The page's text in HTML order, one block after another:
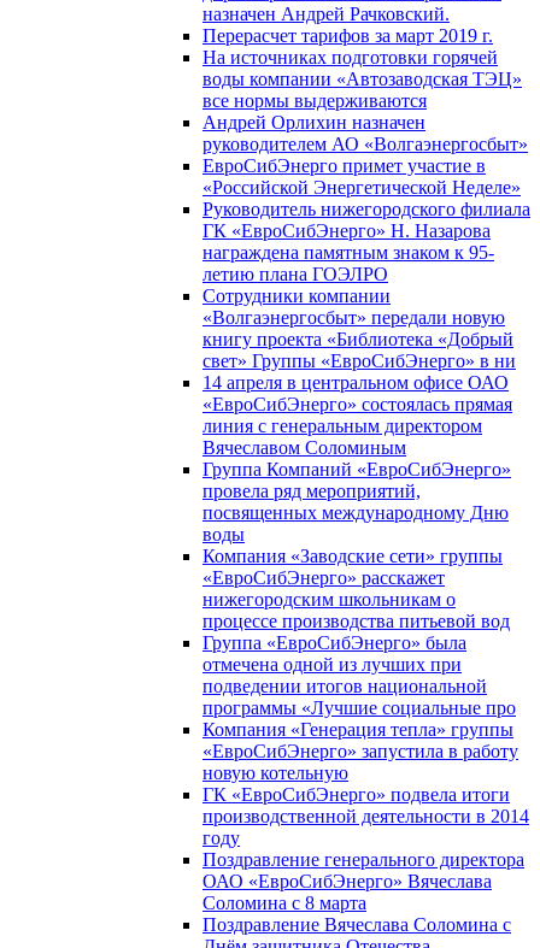
назначен Андрей Рачковский.
Перерасчет тарифов за март 2019 г.
На источниках подготовки горячей
воды компании «Автозаводская ТЭЦ»
все нормы выдерживаются
Андрей Орлихин назначен
руководителем АО «Волгаэнергосбыт»
ЕвроСибЭнерго примет участие в
«Российской Энергетической Неделе»
Руководитель нижегородского филиала
ГК «ЕвроСибЭнерго» Н. Назарова
награждена памятным знаком к 95-
летию плана ГОЭЛРО
Сотрудники компании
«Волгаэнергосбыт» передали новую
книгу проекта «Библиотека «Добрый
свет» Группы «ЕвроСибЭнерго» в ни
14 апреля в центральном офисе ОАО
«ЕвроСибЭнерго» состоялась прямая
линия с генеральным директором
Вячеславом Соломиным
Группа Компаний «ЕвроСибЭнерго»
провела ряд мероприятий,
посвященных международному Дню
воды
Компания «Заводские сети» группы
«ЕвроСибЭнерго» расскажет
нижегородским школьникам о
процессе производства питьевой вод
Группа «ЕвроСибЭнерго» была
отмечена одной из лучших при
подведении итогов национальной
программы «Лучшие социальные про
Компания «Генерация тепла» группы
«ЕвроСибЭнерго» запустила в работу
новую котельную
ГК «ЕвроСибЭнерго» подвела итоги
производственной деятельности в 2014
году
Поздравление генерального директора
ОАО «ЕвроСибЭнерго» Вячеслава
Соломина с 8 марта
Поздравление Вячеслава Соломина с